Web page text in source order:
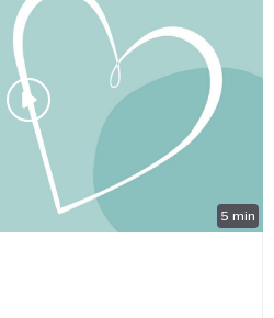
5 min